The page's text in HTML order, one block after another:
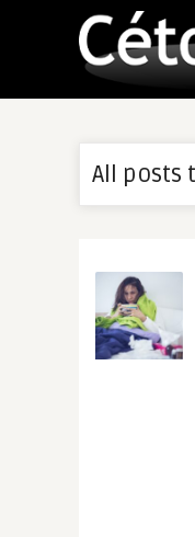
All posts